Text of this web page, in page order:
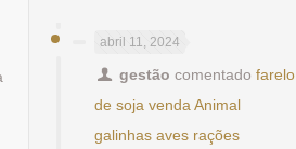
abril 11, 2024
gestão comentadofarelo
de soja venda Animal
galinhas aves rações